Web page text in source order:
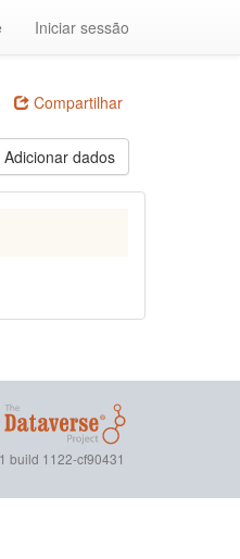
Iniciar sessão
Compartilhar
Adicionar dados
build 1122-cf90431